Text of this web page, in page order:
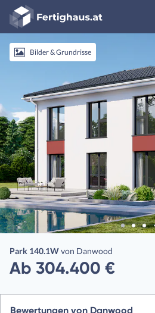
Fertighaus
Logo
AnmeldenBilder & Grundrisse
Park 140.1Wvon Danwood
Ab 304.400 €
Bewertungen von Danwood